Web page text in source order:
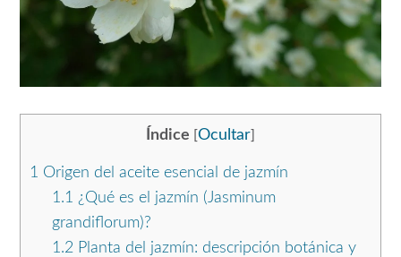
Índice Ocultar
1 Origen del aceite esencial de jazmín
1.1 ¿Qué es el jazmín (Jasminum
grandiflorum)?
1.2Planta del jazmín: descripción botánica y